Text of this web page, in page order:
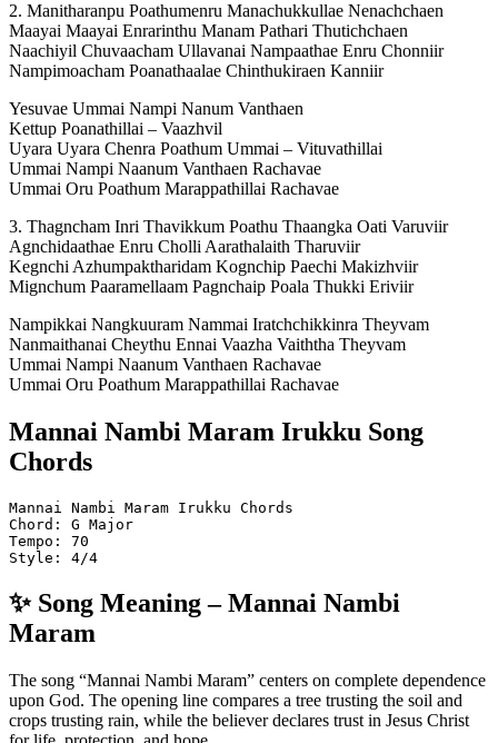
2. Manitharanpu Poathumenru Manachukkullae Nenachchaen
Maayai Maayai Enrarinthu Manam Pathari Thutichchaen
Naachiyil Chuvaacham Ullavanai Nampaathae Enru Chonniir
Nampimoacham Poanathaalae Chinthukiraen Kanniir
Yesuvae Ummai Nampi Nanum Vanthaen
Kettup Poanathillai – Vaazhvil
Uyara Uyara Chenra Poathum Ummai – Vituvathillai
Ummai Nampi Naanum Vanthaen Rachavae
Ummai Oru Poathum Marappathillai Rachavae
3. Thagncham Inri Thavikkum Poathu Thaangka Oati Varuviir
Agnchidaathae Enru Cholli Aarathalaith Tharuviir
Kegnchi Azhumpaktharidam Kognchip Paechi Makizhviir
Mignchum Paaramellaam Pagnchaip Poala Thukki Eriviir
Nampikkai Nangkuuram Nammai Iratchchikkinra Theyvam
Nanmaithanai Cheythu Ennai Vaazha Vaiththa Theyvam
Ummai Nampi Naanum Vanthaen Rachavae
Ummai Oru Poathum Marappathillai Rachavae
Mannai Nambi Maram Irukku Song
Chords
Mannai Nambi Maram Irukku Chords
Chord: G Major
Tempo: 70
Style: 4/4
✨ Song Meaning – Mannai Nambi
Maram
The song “Mannai Nambi Maram” centers on complete dependence
upon God. The opening line compares a tree trusting the soil and
crops trusting rain, while the believer declares trust in Jesus Christ